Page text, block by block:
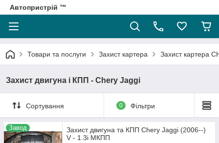
Автопристрій ™
Товари та послуги Захист картера Захист картера
Захист двигуна і КПП - Chery Jaggi
Сортування 0 Фільтри
Завод
Захист двигуна та КПП Chery Jaggi (2006--)
V - 1.3i МКПП